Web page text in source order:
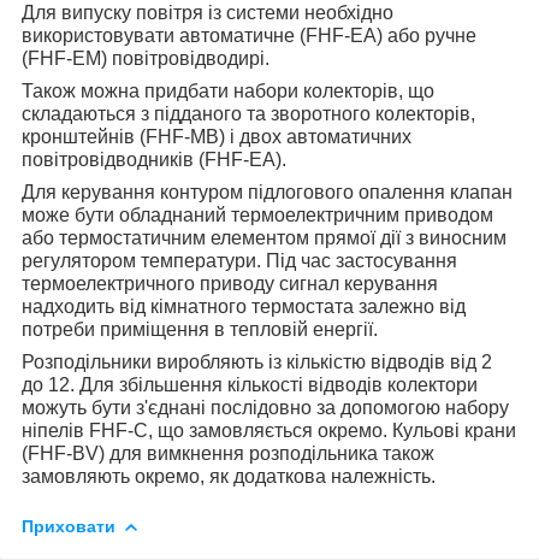
Для випуску повітря із системи необхідно
використовувати автоматичне (FHF-EA) або ручне
(FHF-EM) повітровідводирі.
Також можна придбати набори колекторів, що
складаються з підданого та зворотного колекторів,
кронштейнів (FHF-MB) і двох автоматичних
повітровідводників (FHF-EA).
Для керування контуром підлогового опалення клапан
може бути обладнаний термоелектричним приводом
або термостатичним елементом прямої дії з виносним
регулятором температури. Під час застосування
термоелектричного приводу сигнал керування
надходить від кімнатного термостата залежно від
потреби приміщення в тепловій енергії.
Розподільники виробляють із кількістю відводів від 2
до 12. Для збільшення кількості відводів колектори
можуть бути з'єднані послідовно за допомогою набору
ніпелів FHF-C, що замовляється окремо. Кульові крани
(FHF-BV) для вимкнення розподільника також
замовляють окремо, як додаткова належність.
Приховати